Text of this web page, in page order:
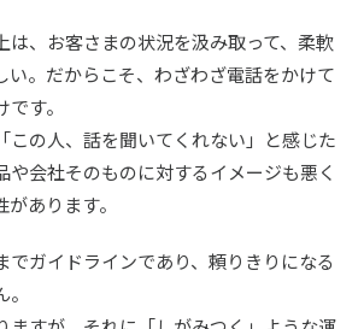
は、お客さまの状況を汲み取って、柔軟
い。だからこそ、わざわざ電話をかけて
す。
この人、話を聞いてくれない」と感じた
や会社そのものに対するイメージも悪く
あります。
でガイドラインであり、頼りきりになる